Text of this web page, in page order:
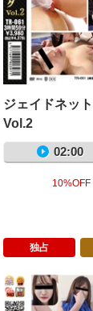
ジェイドネッ
Vol.2
02:00
10%OFF
独占